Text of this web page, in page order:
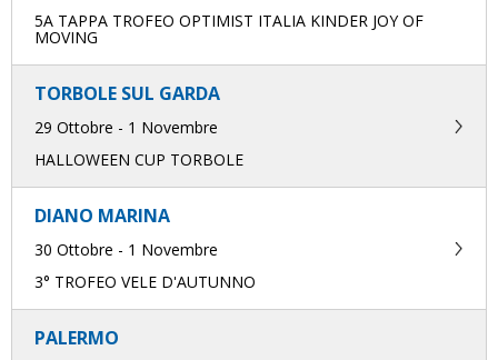
5A TAPPA TROFEO OPTIMIST ITALIA KINDER JOY OF
MOVING
TORBOLE SUL GARDA
29 Ottobre - 1 Novembre
HALLOWEEN CUP TORBOLE
DIANO MARINA
30 Ottobre - 1 Novembre
3° TROFEO VELE D'AUTUNNO
PALERMO